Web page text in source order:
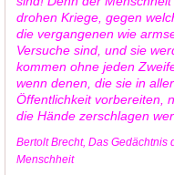
drohen Kriege, gegen
die vergangenen wie
Versuche sind, und sie
kommen ohne jeden
wenn denen, die sie in aller
Öffentlichkeit vorbereiten,
die Hände zerschlagen
Bertolt Brecht, Das Gedächtnis
Menschheit